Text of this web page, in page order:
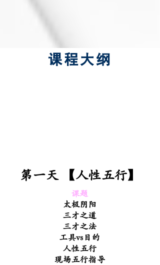
课程大纲
第一天 【人性五行】
课题
太极阴阳
三才之道
三才之法
工具vs目的
人性五行
现场五行指导